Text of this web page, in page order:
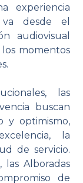
experiencia
va desde el
audiovisual
los momentos
las
buscan
y optimismo,
la
de servicio.
las Alboradas
de